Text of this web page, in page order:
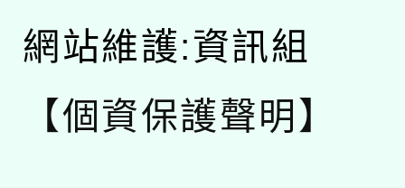
網站維護:資訊組
【個資保護聲明】